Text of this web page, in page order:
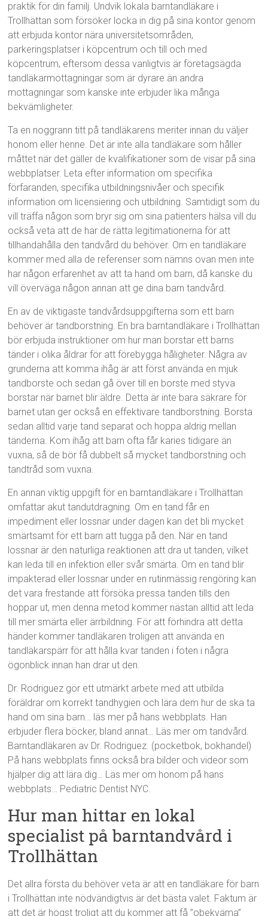
praktik för din familj. Undvik lokala barntandläkare i
Trollhättan som försöker locka in dig på sina kontor genom
att erbjuda kontor nära universitetsområden,
parkeringsplatser i köpcentrum och till och med
köpcentrum, eftersom dessa vanligtvis är företagsägda
tandläkarmottagningar som är dyrare än andra
mottagningar som kanske inte erbjuder lika många
bekvämligheter.
Ta en noggrann titt på tandläkarens meriter innan du väljer
honom eller henne. Det är inte alla tandläkare som håller
måttet när det gäller de kvalifikationer som de visar på sina
webbplatser. Leta efter information om specifika
förfaranden, specifika utbildningsnivåer och specifik
information om licensiering och utbildning. Samtidigt som du
vill träffa någon som bryr sig om sina patienters hälsa vill du
också veta att de har de rätta legitimationerna för att
tillhandahålla den tandvård du behöver. Om en tandläkare
kommer med alla de referenser som nämns ovan men inte
har någon erfarenhet av att ta hand om barn, då kanske du
vill överväga någon annan att ge dina barn tandvård.
En av de viktigaste tandvårdsuppgifterna som ett barn
behöver är tandborstning. En bra barntandläkare i Trollhättan
bör erbjuda instruktioner om hur man borstar ett barns
tänder i olika åldrar för att förebygga håligheter. Några av
grunderna att komma ihåg är att först använda en mjuk
tandborste och sedan gå över till en borste med styva
borstar när barnet blir äldre. Detta är inte bara säkrare för
barnet utan ger också en effektivare tandborstning. Borsta
sedan alltid varje tand separat och hoppa aldrig mellan
tänderna. Kom ihåg att barn ofta får karies tidigare än
vuxna, så de bör få dubbelt så mycket tandborstning och
tandtråd som vuxna.
En annan viktig uppgift för en barntandläkare i Trollhättan
omfattar akut tandutdragning. Om en tand får en
impediment eller lossnar under dagen kan det bli mycket
smärtsamt för ett barn att tugga på den. När en tand
lossnar är den naturliga reaktionen att dra ut tanden, vilket
kan leda till en infektion eller svår smärta. Om en tand blir
impakterad eller lossnar under en rutinmässig rengöring kan
det vara frestande att försöka pressa tanden tills den
hoppar ut, men denna metod kommer nästan alltid att leda
till mer smärta eller ärrbildning. För att förhindra att detta
händer kommer tandläkaren troligen att använda en
tandläkarspärr för att hålla kvar tanden i foten i några
ögonblick innan han drar ut den.
Dr. Rodriguez gör ett utmärkt arbete med att utbilda
föräldrar om korrekt tandhygien och lära dem hur de ska ta
hand om sina barn… läs mer på hans webbplats. Han
erbjuder flera böcker, bland annat… Läs mer om tandvård.
Barntandläkaren av Dr. Rodriguez. (pocketbok, bokhandel)
På hans webbplats finns också bra bilder och videor som
hjälper dig att lära dig… Läs mer om honom på hans
webbplats… Pediatric Dentist NYC.
Hur man hittar en lokal
specialist på barntandvård i
Trollhättan
Det allra första du behöver veta är att en tandläkare för barn
i Trollhättan inte nödvändigtvis är det bästa valet. Faktum är
att det är högst troligt att du kommer att få ”obekväma”